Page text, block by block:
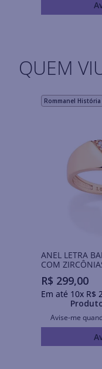
QUEM
Rommanel História
ANEL LETRA
COM
R$ 299,00
Em até 10x R$
Avise-me